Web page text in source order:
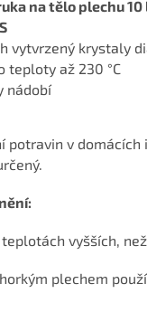
na tělo plechu
vytvrzený krystaly
teploty až 230 °C
nádobí
potravin v
vyšších,
plechem